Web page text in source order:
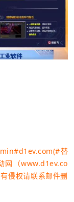
替
网（www.d1ev.co
侵权请联系邮件删